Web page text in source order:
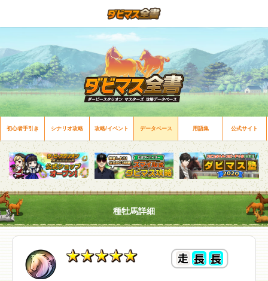
初心者手引き シナリオ攻略 攻略/イベント データベース 用語集 公式サイト
種牡馬詳細